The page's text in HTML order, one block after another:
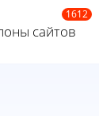
сайтов